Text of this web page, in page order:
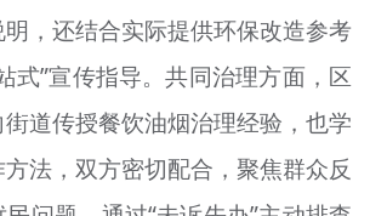
，还结合实际提供环保改造参考
式”宣传指导。共同治理方面，区
道传授餐饮油烟治理经验，也学
法，双方密切配合，聚焦群众反